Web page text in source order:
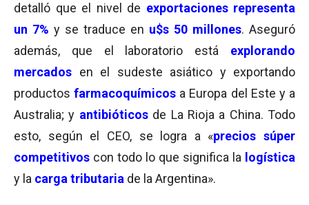
detalló que el nivel de exportaciones representa
un 7% y se traduce en u$s 50 millones. Aseguró
además, que el laboratorio está explorando
mercados en el sudeste asiático y exportando
productosfarmacoquímicos a Europa del Este y a
Australia; y antibióticosde La Rioja a China. Todo
esto, según el CEO, se logra a «precios súper
competitivos con todo lo que significa la logística
y la carga tributaria de la Argentina».